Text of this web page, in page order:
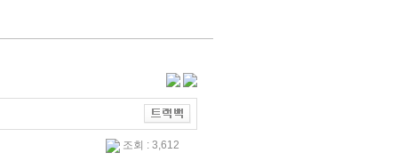
조회 : 3,612